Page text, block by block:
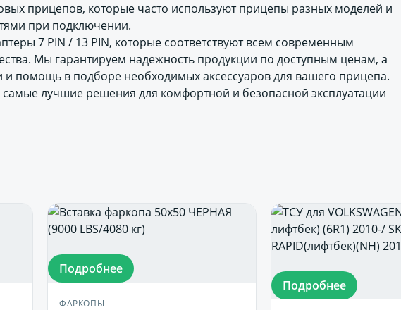
прицепов, которые часто используют прицепы разных моделей и
при подключении.
7 PIN / 13 PIN, которые соответствуют всем современным
Мы гарантируем надежность продукции по доступным ценам, а
и помощь в подборе необходимых аксессуаров для вашего прицепа.
лучшие решения для комфортной и безопасной эксплуатации
Подробнее
ФАРКОПЫ
Подробнее